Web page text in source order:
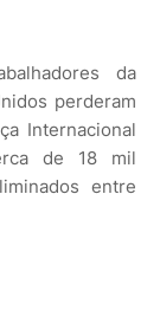
da
perderam
Internacional
de 18 mil
entre